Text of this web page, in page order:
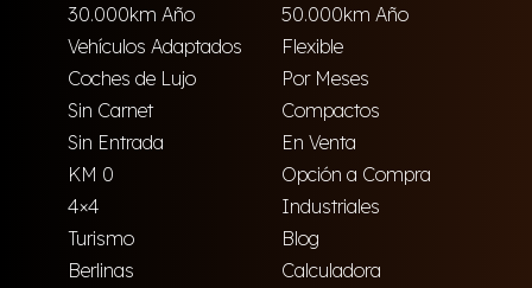
30.000km Año
50.000km Año
Vehículos Adaptados
Flexible
Coches de Lujo
Por Meses
Sin Carnet
Compactos
Sin Entrada
En Venta
KM 0
Opción a Compra
4×4
Industriales
Turismo
Blog
Berlinas
Calculadora